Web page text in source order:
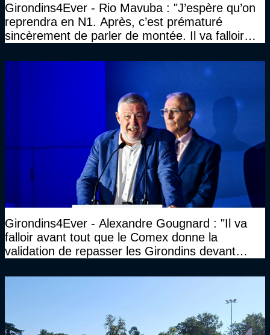
Girondins4Ever - Rio Mavuba : "J’espère qu’on
reprendra en N1. Après, c’est prématuré
sincèrement de parler de montée. Il va falloir
Girondins4Ever - Alexandre Gougnard : "Il va
falloir avant tout que le Comex donne la
validation de repasser les Girondins devant